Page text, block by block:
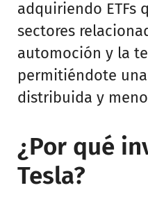
adquiriendo ETFs
sectores
automoción y la
permitiéndote
distribuida y
¿Por qué
Tesla?